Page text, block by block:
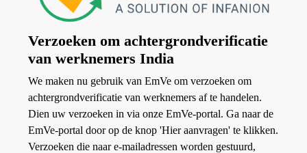
Verzoeken om achtergrondverificatie
van werknemers India
We maken nu gebruik van EmVe om verzoeken om
achtergrondverificatie van werknemers af te handelen.
Dien uw verzoeken in via onze EmVe-portal. Ga naar de
EmVe-portal door op de knop 'Hier aanvragen' te klikken.
Verzoeken die naar e-mailadressen worden gestuurd,